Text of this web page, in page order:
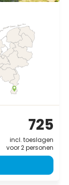
725
incl. toeslagen
voor 2 personen